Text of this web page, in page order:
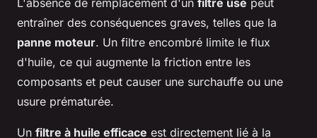
L'absence de remplacement d'un filtre usé peut
entraîner des conséquences graves, telles que la
panne moteur. Un filtre encombré limite le flux
d'huile, ce qui augmente la friction entre les
composants et peut causer une surchauffe ou une
usure prématurée.
Un filtre à huile efficace est directement lié à la